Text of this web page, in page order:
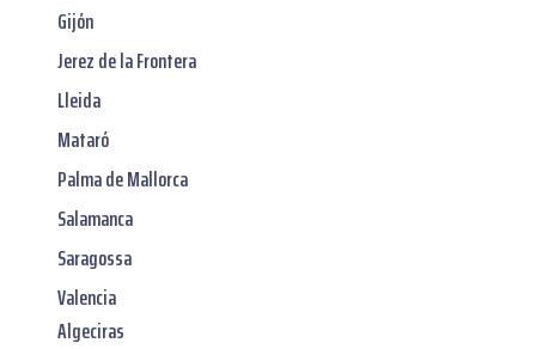
Gijón
Jerez de la Frontera
Lleida
Mataró
Palma de Mallorca
Salamanca
Saragossa
Valencia
Algeciras